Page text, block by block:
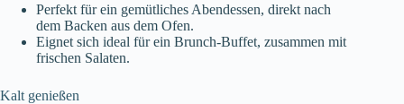
Perfekt für ein gemütliches Abendessen, direkt nach
dem Backen aus dem Ofen.
Eignet sich ideal für ein Brunch-Buffet, zusammen mit
frischen Salaten.
Kalt genießen